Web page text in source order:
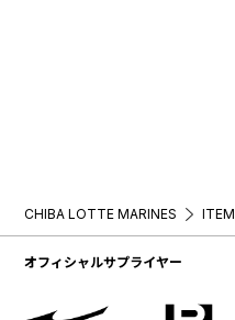
CHIBA LOTTE MARINES ITEM
オフィシャルサプライヤー